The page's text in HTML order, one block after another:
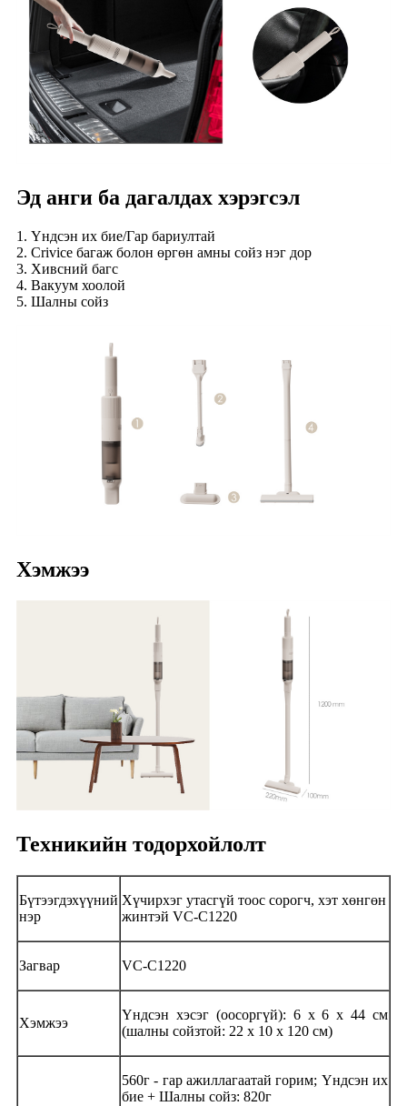
Эд анги ба дагалдах хэрэгсэл
1. Үндсэн их бие/Гар бариултай
2. Crivice багаж болон өргөн амны сойз нэг дор
3. Хивсний багс
4. Вакуум хоолой
5. Шалны сойз
Хэмжээ
Техникийн тодорхойлолт
Бүтээгдэхүүний
нэр
Хүчирхэг утасгүй тоос сорогч, хэт хөнгөн
жинтэй VC-C1220
Загвар VC-C1220
Хэмжээ
Үндсэн хэсэг (оосоргүй): 6 x 6 x 44 см
(шалны сойзтой: 22 x 10 x 120 см)
560г - гар ажиллагаатай горим; Үндсэн их
бие + Шалны сойз: 820г